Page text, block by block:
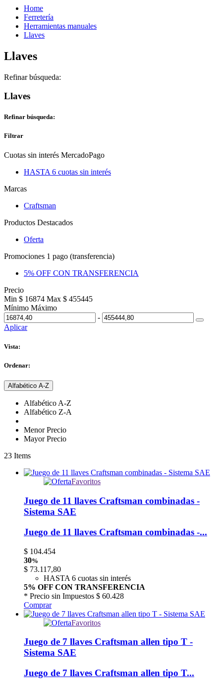
Home
Ferretería
Herramientas manuales
Llaves
Llaves
Refinar búsqueda:
Llaves
Refinar búsqueda:
Filtrar
Cuotas sin interés MercadoPago
HASTA 6 cuotas sin interés
Marcas
Craftsman
Productos Destacados
Oferta
Promociones 1 pago (transferencia)
5% OFF CON TRANSFERENCIA
Precio
Min $ 16874 Max $ 455445
Mínimo Máximo
-
Aplicar
Vista:
Ordenar:
Alfabético A-Z
Alfabético A-Z
Alfabético Z-A
Menor Precio
Mayor Precio
23 Items
Favoritos
Juego de 11 llaves Craftsman combinadas -
Sistema SAE
Juego de 11 llaves Craftsman combinadas -...
$ 104.454
30%
$ 73.117,80
HASTA 6 cuotas sin interés
5% OFF CON TRANSFERENCIA
* Precio sin Impuestos $ 60.428
Comprar
Favoritos
Juego de 7 llaves Craftsman allen tipo T -
Sistema SAE
Juego de 7 llaves Craftsman allen tipo T...